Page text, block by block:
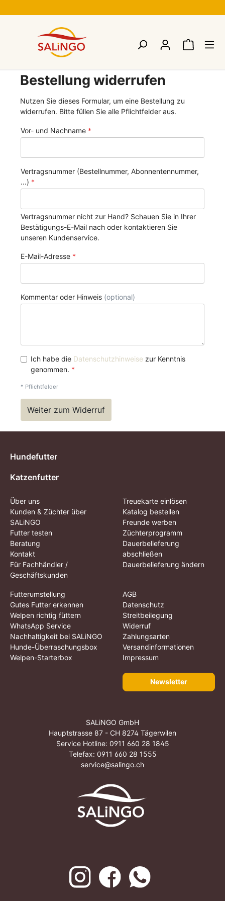
Bestellung widerrufen
Nutzen Sie dieses Formular, um eine Bestellung zu
widerrufen. Bitte füllen Sie alle Pflichtfelder aus.
Vor- und Nachname *
Vertragsnummer (Bestellnummer, Abonnentennummer,
...) *
Vertragsnummer nicht zur Hand? Schauen Sie in Ihrer
Bestätigungs-E-Mail nach oder kontaktieren Sie
unseren Kundenservice.
E-Mail-Adresse *
Kommentar oder Hinweis (optional)
Ich habe die Datenschutzhinweise zur Kenntnis
genommen. *
* Pflichtfelder
Weiter zum Widerruf
Hundefutter
Katzenfutter
Über uns
Kunden & Züchter über
SALiNGO
Futter testen
Beratung
Kontakt
Für Fachhändler /
Geschäftskunden
Treuekarte einlösen
Katalog bestellen
Freunde werben
Züchterprogramm
Dauerbelieferung
abschließen
Dauerbelieferung ändern
Futterumstellung
Gutes Futter erkennen
Welpen richtig füttern
WhatsApp Service
Nachhaltigkeit bei SALiNGO
Hunde-Überraschungsbox
Welpen-Starterbox
AGB
Datenschutz
Streitbeilegung
Widerruf
Zahlungsarten
Versandinformationen
Impressum
Newsletter
SALiNGO GmbH
Hauptstrasse 87 - CH 8274 Tägerwilen
Service Hotline: 0911 660 28 1845
Telefax: 0911 660 28 1555
service@salingo.ch